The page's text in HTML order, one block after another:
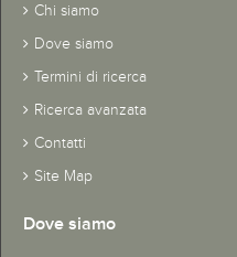
Chi siamo
Dove siamo
Termini di ricerca
Ricerca avanzata
Contatti
Site Map
Dove siamo